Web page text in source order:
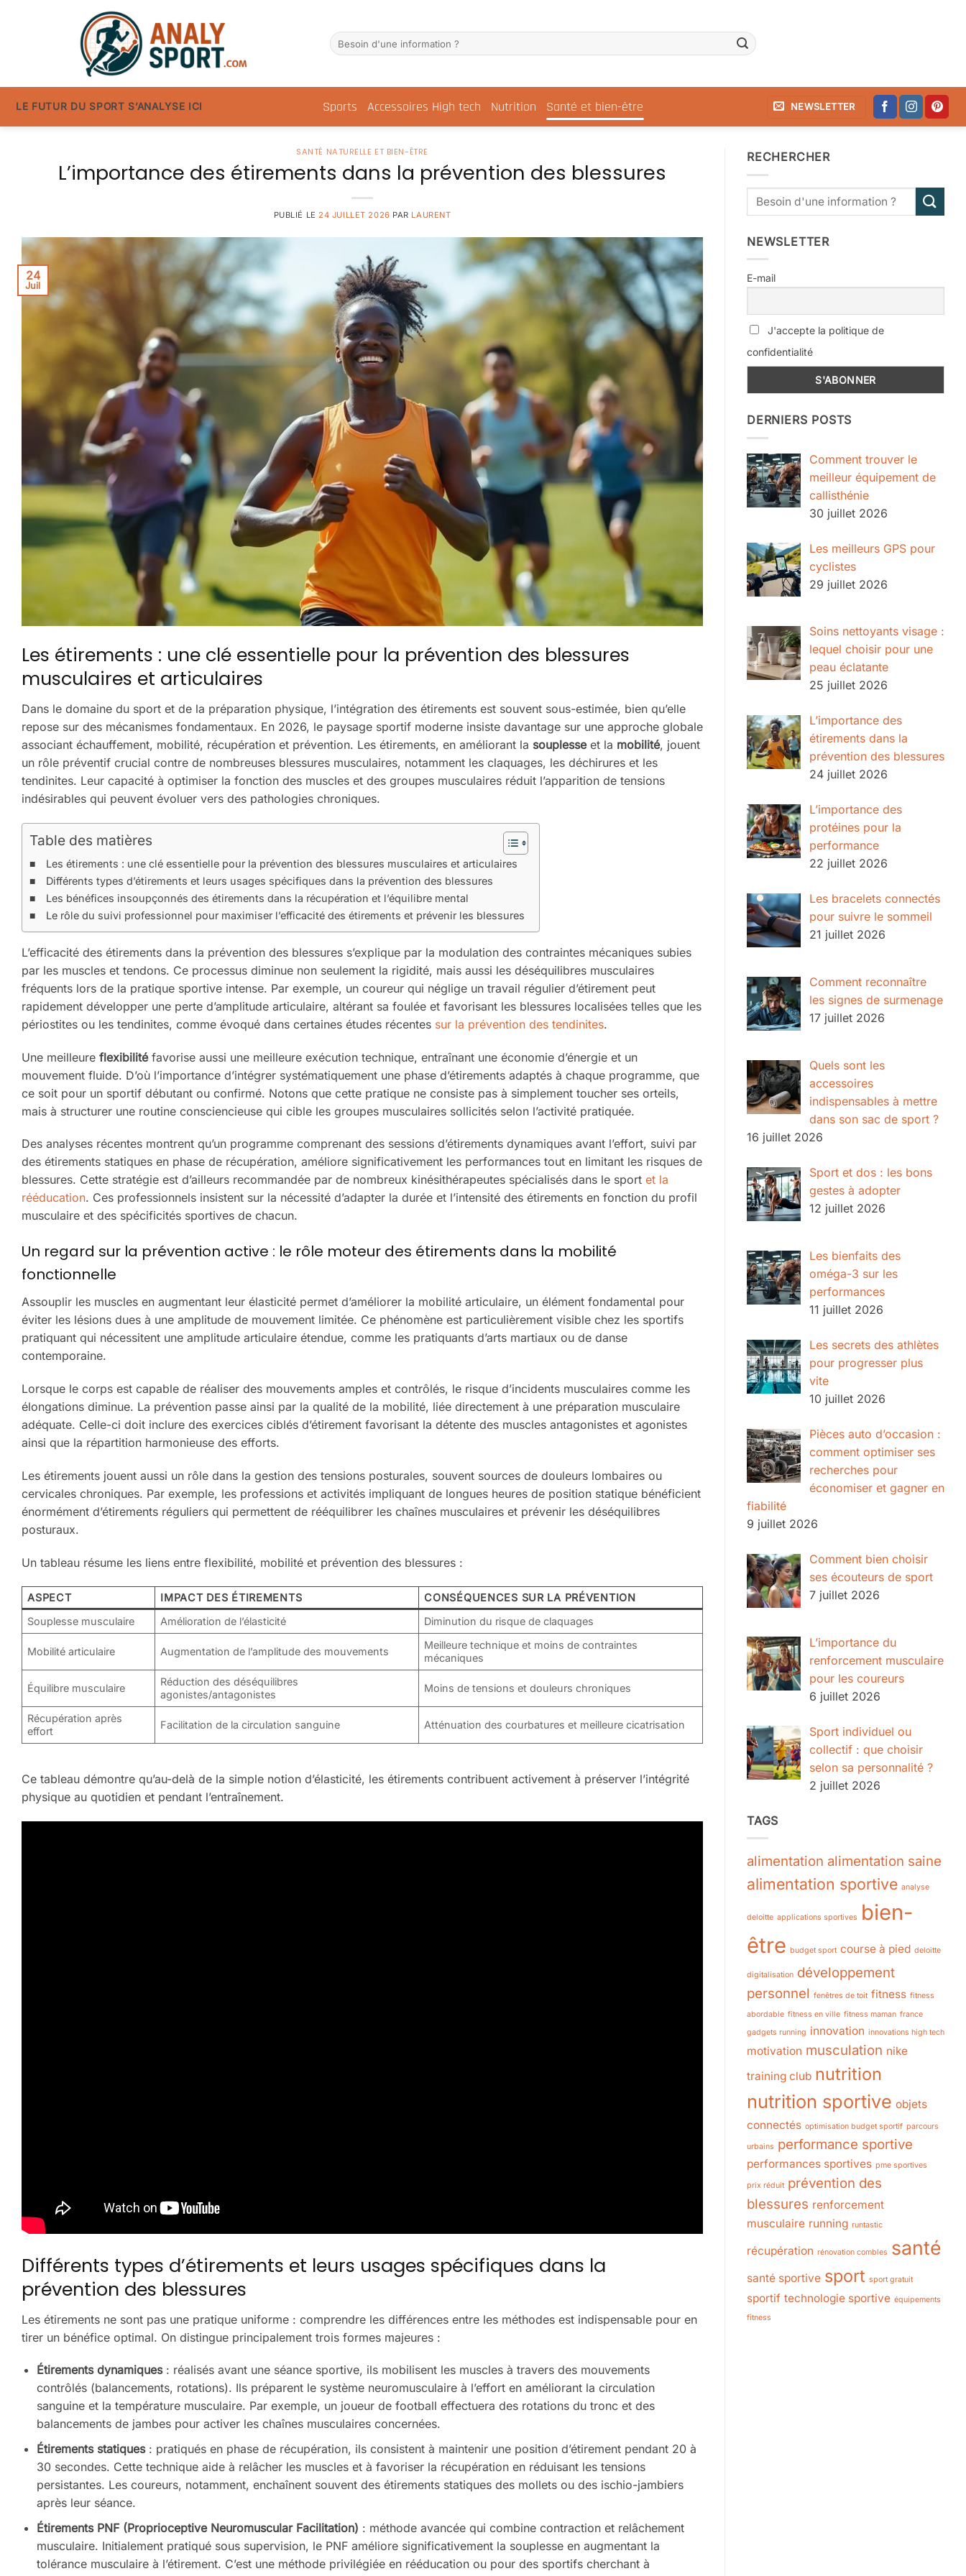
LE FUTUR DU SPORT S’ANALYSE ICI Sports Accessoires High tech Nutrition Santé et bien-être NEWSLETTER
SANTÉ NATURELLE ET BIEN-ÊTRE
L’importance des étirements dans la prévention des blessures
PUBLIÉ LE 24 JUILLET 2026 PAR LAURENT
24
Juil
Les étirements : une clé essentielle pour la prévention des blessures
musculaires et articulaires
Dans le domaine du sport et de la préparation physique, l’intégration des étirements est souvent sous-estimée, bien qu’elle
repose sur des mécanismes fondamentaux. En 2026, le paysage sportif moderne insiste davantage sur une approche globale
associant échauffement, mobilité, récupération et prévention. Les étirements, en améliorant la souplesseet la mobilité, jouent
un rôle préventif crucial contre de nombreuses blessures musculaires, notamment les claquages, les déchirures et les
tendinites. Leur capacité à optimiser la fonction des muscles et des groupes musculaires réduit l’apparition de tensions
indésirables qui peuvent évoluer vers des pathologies chroniques.
Table des matières
Les étirements : une clé essentielle pour la prévention des blessures musculaires et articulaires
Différents types d’étirements et leurs usages spécifiques dans la prévention des blessures
Les bénéfices insoupçonnés des étirements dans la récupération et l’équilibre mental
Le rôle du suivi professionnel pour maximiser l’efficacité des étirements et prévenir les blessures
L’efficacité des étirements dans la prévention des blessures s’explique par la modulation des contraintes mécaniques subies
par les muscles et tendons. Ce processus diminue non seulement la rigidité, mais aussi les déséquilibres musculaires
fréquents lors de la pratique sportive intense. Par exemple, un coureur qui néglige un travail régulier d’étirement peut
rapidement développer une perte d’amplitude articulaire, altérant sa foulée et favorisant les blessures localisées telles que les
périostites ou les tendinites, comme évoqué dans certaines études récentes sur la prévention des tendinites.
Une meilleure flexibilitéfavorise aussi une meilleure exécution technique, entraînant une économie d’énergie et un
mouvement fluide. D’où l’importance d’intégrer systématiquement une phase d’étirements adaptés à chaque programme, que
ce soit pour un sportif débutant ou confirmé. Notons que cette pratique ne consiste pas à simplement toucher ses orteils,
mais à structurer une routine consciencieuse qui cible les groupes musculaires sollicités selon l’activité pratiquée.
Des analyses récentes montrent qu’un programme comprenant des sessions d’étirements dynamiques avant l’effort, suivi par
des étirements statiques en phase de récupération, améliore significativement les performances tout en limitant les risques de
blessures. Cette stratégie est d’ailleurs recommandée par de nombreux kinésithérapeutes spécialisés dans le sport et la
rééducation. Ces professionnels insistent sur la nécessité d’adapter la durée et l’intensité des étirements en fonction du profil
musculaire et des spécificités sportives de chacun.
Un regard sur la prévention active : le rôle moteur des étirements dans la mobilité
fonctionnelle
Assouplir les muscles en augmentant leur élasticité permet d’améliorer la mobilité articulaire, un élément fondamental pour
éviter les lésions dues à une amplitude de mouvement limitée. Ce phénomène est particulièrement visible chez les sportifs
pratiquant qui nécessitent une amplitude articulaire étendue, comme les pratiquants d’arts martiaux ou de danse
contemporaine.
Lorsque le corps est capable de réaliser des mouvements amples et contrôlés, le risque d’incidents musculaires comme les
élongations diminue. La prévention passe ainsi par la qualité de la mobilité, liée directement à une préparation musculaire
adéquate. Celle-ci doit inclure des exercices ciblés d’étirement favorisant la détente des muscles antagonistes et agonistes
ainsi que la répartition harmonieuse des efforts.
Les étirements jouent aussi un rôle dans la gestion des tensions posturales, souvent sources de douleurs lombaires ou
cervicales chroniques. Par exemple, les professions et activités impliquant de longues heures de position statique bénéficient
énormément d’étirements réguliers qui permettent de rééquilibrer les chaînes musculaires et prévenir les déséquilibres
posturaux.
Un tableau résume les liens entre flexibilité, mobilité et prévention des blessures :
ASPECT IMPACT DES ÉTIREMENTS
CONSÉQUENCES SUR LA PRÉVENTION
Souplesse musculaire
Amélioration de l’élasticité Diminution du risque de claquages
Mobilité articulaire Augmentation de l’amplitude des mouvements
Meilleure technique et moins de contraintes
mécaniques
Équilibre musculaire
Réduction des déséquilibres
agonistes/antagonistes
Moins de tensions et douleurs chroniques
Récupération après
effort
Facilitation de la circulation sanguine Atténuation des courbatures et meilleure cicatrisation
Ce tableau démontre qu’au-delà de la simple notion d’élasticité, les étirements contribuent activement à préserver l’intégrité
physique au quotidien et pendant l’entraînement.
Différents types d’étirements et leurs usages spécifiques dans la
prévention des blessures
Les étirements ne sont pas une pratique uniforme : comprendre les différences entre les méthodes est indispensable pour en
tirer un bénéfice optimal. On distingue principalement trois formes majeures :
Étirements dynamiques: réalisés avant une séance sportive, ils mobilisent les muscles à travers des mouvements
contrôlés (balancements, rotations). Ils préparent le système neuromusculaire à l’effort en améliorant la circulation
sanguine et la température musculaire. Par exemple, un joueur de football effectuera des rotations du tronc et des
balancements de jambes pour activer les chaînes musculaires concernées.
Étirements statiques: pratiqués en phase de récupération, ils consistent à maintenir une position d’étirement pendant 20 à
30 secondes. Cette technique aide à relâcher les muscles et à favoriser la récupération en réduisant les tensions
persistantes. Les coureurs, notamment, enchaînent souvent des étirements statiques des mollets ou des ischio-jambiers
après leur séance.
Étirements PNF (Proprioceptive Neuromuscular Facilitation) : méthode avancée qui combine contraction et relâchement
musculaire. Initialement pratiqué sous supervision, le PNF améliore significativement la souplesse en augmentant la
tolérance musculaire à l’étirement. C’est une méthode privilégiée en rééducation ou pour des sportifs cherchant à
RECHERCHER
NEWSLETTER
E-mail
J'accepte la politique de
confidentialité
DERNIERS POSTS
Comment trouver le
meilleur équipement de
callisthénie
30 juillet 2026
Les meilleurs GPS pour
cyclistes
29 juillet 2026
Soins nettoyants visage :
lequel choisir pour une
peau éclatante
25 juillet 2026
L’importance des
étirements dans la
prévention des blessures
24 juillet 2026
L’importance des
protéines pour la
performance
22 juillet 2026
Les bracelets connectés
pour suivre le sommeil
21 juillet 2026
Comment reconnaître
les signes de surmenage
17 juillet 2026
Quels sont les
accessoires
indispensables à mettre
dans son sac de sport ?
16 juillet 2026
Sport et dos : les bons
gestes à adopter
12 juillet 2026
Les bienfaits des
oméga-3 sur les
performances
11 juillet 2026
Les secrets des athlètes
pour progresser plus
vite
10 juillet 2026
Pièces auto d’occasion :
comment optimiser ses
recherches pour
économiser et gagner en
fiabilité
9 juillet 2026
Comment bien choisir
ses écouteurs de sport
7 juillet 2026
L’importance du
renforcement musculaire
pour les coureurs
6 juillet 2026
Sport individuel ou
collectif : que choisir
selon sa personnalité ?
2 juillet 2026
TAGS
alimentation alimentation saine
alimentation sportive analyse
deloitte applications sportives
bien-
être budget sport course à pied deloitte
digitalisation développement
personnel fenêtres de toit fitness fitness
abordable fitness en ville fitness maman france
gadgets running innovation innovations high tech
motivation musculation nike
training club nutrition
nutrition sportive objets
connectés optimisation budget sportif parcours
urbains performance sportive
performances sportives pme sportives
prix réduit prévention des
blessures renforcement
musculaire running runtastic
récupération rénovation combles santé
santé sportive sport sport gratuit
sportif technologie sportive équipements
fitness